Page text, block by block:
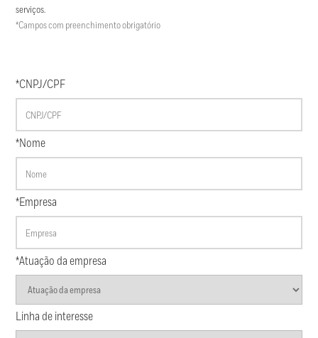
serviços.
*Campos com preenchimento obrigatório
*CNPJ/CPF
*Nome
*Empresa
*Atuação da empresa
Linha de interesse